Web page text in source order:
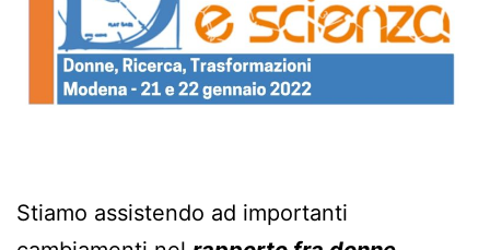
Stiamo assistendo ad importanti